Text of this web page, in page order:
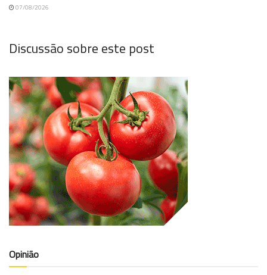
07/08/2026
Discussão sobre este post
Opinião